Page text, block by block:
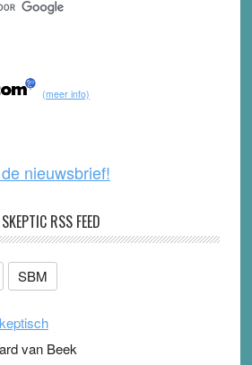
d
(meer info)
nieuwsbrief!
SKEPTIC RSS FEED
SBM
van Beek